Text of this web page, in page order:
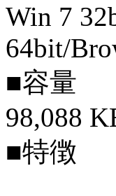
Win 7
64bit/
■容量
98,088
■特徴